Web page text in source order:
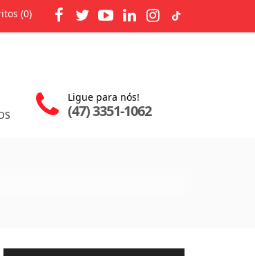
(0)
Ligue para nós!
(47) 3351-1062